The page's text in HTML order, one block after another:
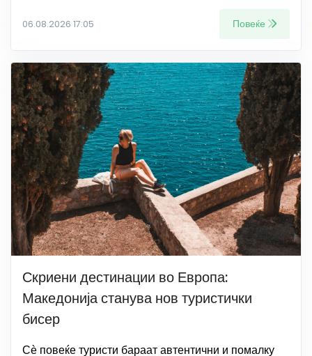
06.08.2026 17:05 Повеќе
Скриени дестинации во Европа:
Македонија станува нов туристички
бисер
Сѐ повеќе туристи бараат автентични и помалку